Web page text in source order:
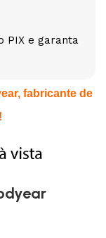
PIX e garanta
fabricante de